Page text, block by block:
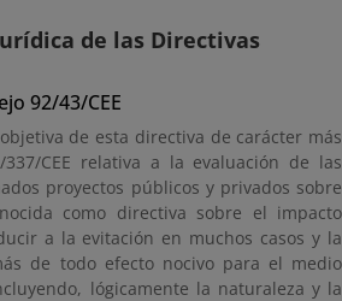
de las Directivas
92/43/CEE
de esta directiva de carácter más
CEE relativa a la evaluación de las
proyectos públicos y privados sobre
como directiva sobre el impacto
a la evitación en muchos casos y la
de todo efecto nocivo para el medio
lógicamente la naturaleza y la